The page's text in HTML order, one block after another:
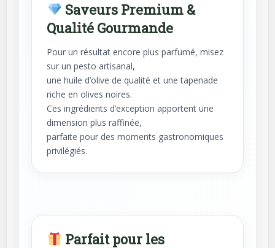
Saveurs Premium &
Qualité Gourmande
Pour un résultat encore plus parfumé, misez
sur un pesto artisanal,
une huile d’olive de qualité et une tapenade
riche en olives noires.
Ces ingrédients d’exception apportent une
dimension plus raffinée,
parfaite pour des moments gastronomiques
privilégiés.
Parfait pour les